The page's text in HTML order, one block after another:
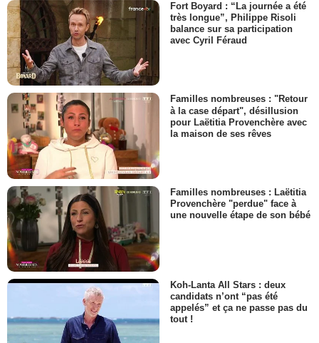
Fort Boyard : “La journée a été
très longue”, Philippe Risoli
balance sur sa participation
avec Cyril Féraud
Familles nombreuses : "Retour
à la case départ", désillusion
pour Laëtitia Provenchère avec
la maison de ses rêves
Familles nombreuses : Laëtitia
Provenchère "perdue" face à
une nouvelle étape de son bébé
Koh-Lanta All Stars : deux
candidats n’ont “pas été
appelés” et ça ne passe pas du
tout !